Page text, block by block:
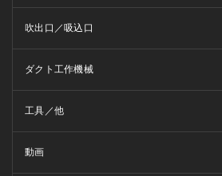
吹出口／吸込口
ダクト工作機械
工具／他
動画